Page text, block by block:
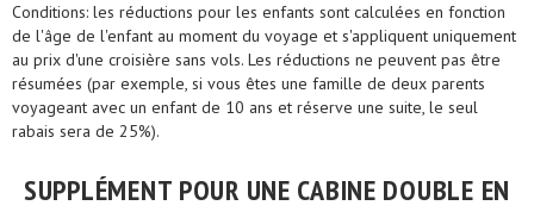
Conditions: les réductions pour les enfants sont calculées en fonction
de l'âge de l'enfant au moment du voyage et s'appliquent uniquement
au prix d'une croisière sans vols. Les réductions ne peuvent pas être
résumées (par exemple, si vous êtes une famille de deux parents
voyageant avec un enfant de 10 ans et réserve une suite, le seul
rabais sera de 25%).
SUPPLÉMENT POUR UNE CABINE DOUBLE EN